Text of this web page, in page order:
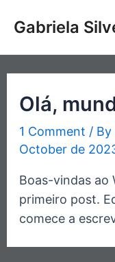
Gabriela
Olá,
1 Comment / By
October de
Boas-vindas ao
primeiro post.
comece a